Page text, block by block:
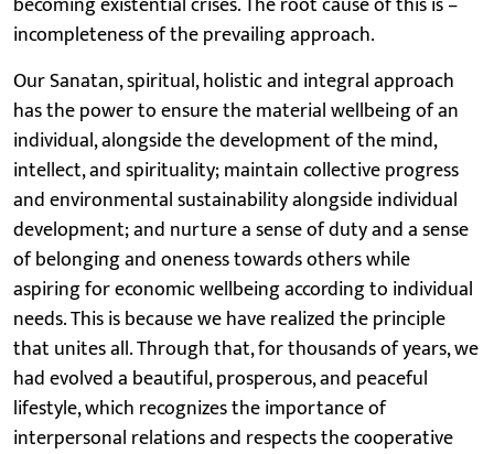
incompleteness of the prevailing approach.
Our Sanatan, spiritual, holistic and integral approach
has the power to ensure the material wellbeing of an
individual, alongside the development of the mind,
intellect, and spirituality; maintain collective progress
and environmental sustainability alongside individual
development; and nurture a sense of duty and a sense
of belonging and oneness towards others while
aspiring for economic wellbeing according to individual
needs. This is because we have realized the principle
that unites all. Through that, for thousands of years, we
had evolved a beautiful, prosperous, and peaceful
lifestyle, which recognizes the importance of
interpersonal relations and respects the cooperative